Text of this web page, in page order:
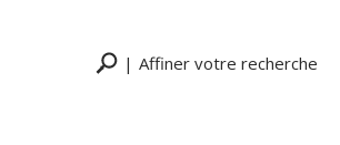
Affiner votre recherche